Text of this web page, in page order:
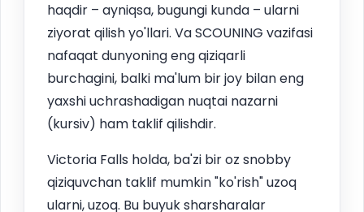
haqdir – ayniqsa, bugungi kunda – ularni
ziyorat qilish yo'llari. Va SCOUNING vazifasi
nafaqat dunyoning eng qiziqarli
burchagini, balki ma'lum bir joy bilan eng
yaxshi uchrashadigan nuqtai nazarni
(kursiv) ham taklif qilishdir.
Victoria Falls holda, ba'zi bir oz snobby
qiziquvchan taklif mumkin "ko'rish" uzoq
ularni, uzoq. Bu buyuk sharsharalar